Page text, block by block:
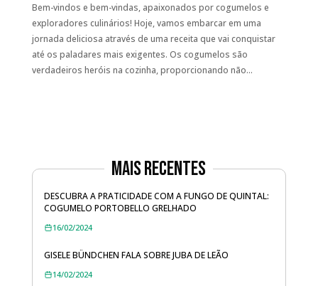
Bem-vindos e bem-vindas, apaixonados por cogumelos e
exploradores culinários! Hoje, vamos embarcar em uma
jornada deliciosa através de uma receita que vai conquistar
até os paladares mais exigentes. Os cogumelos são
verdadeiros heróis na cozinha, proporcionando não...
Mais Recentes
DESCUBRA A PRATICIDADE COM A FUNGO DE QUINTAL:
COGUMELO PORTOBELLO GRELHADO
16/02/2024
GISELE BÜNDCHEN FALA SOBRE JUBA DE LEÃO
14/02/2024